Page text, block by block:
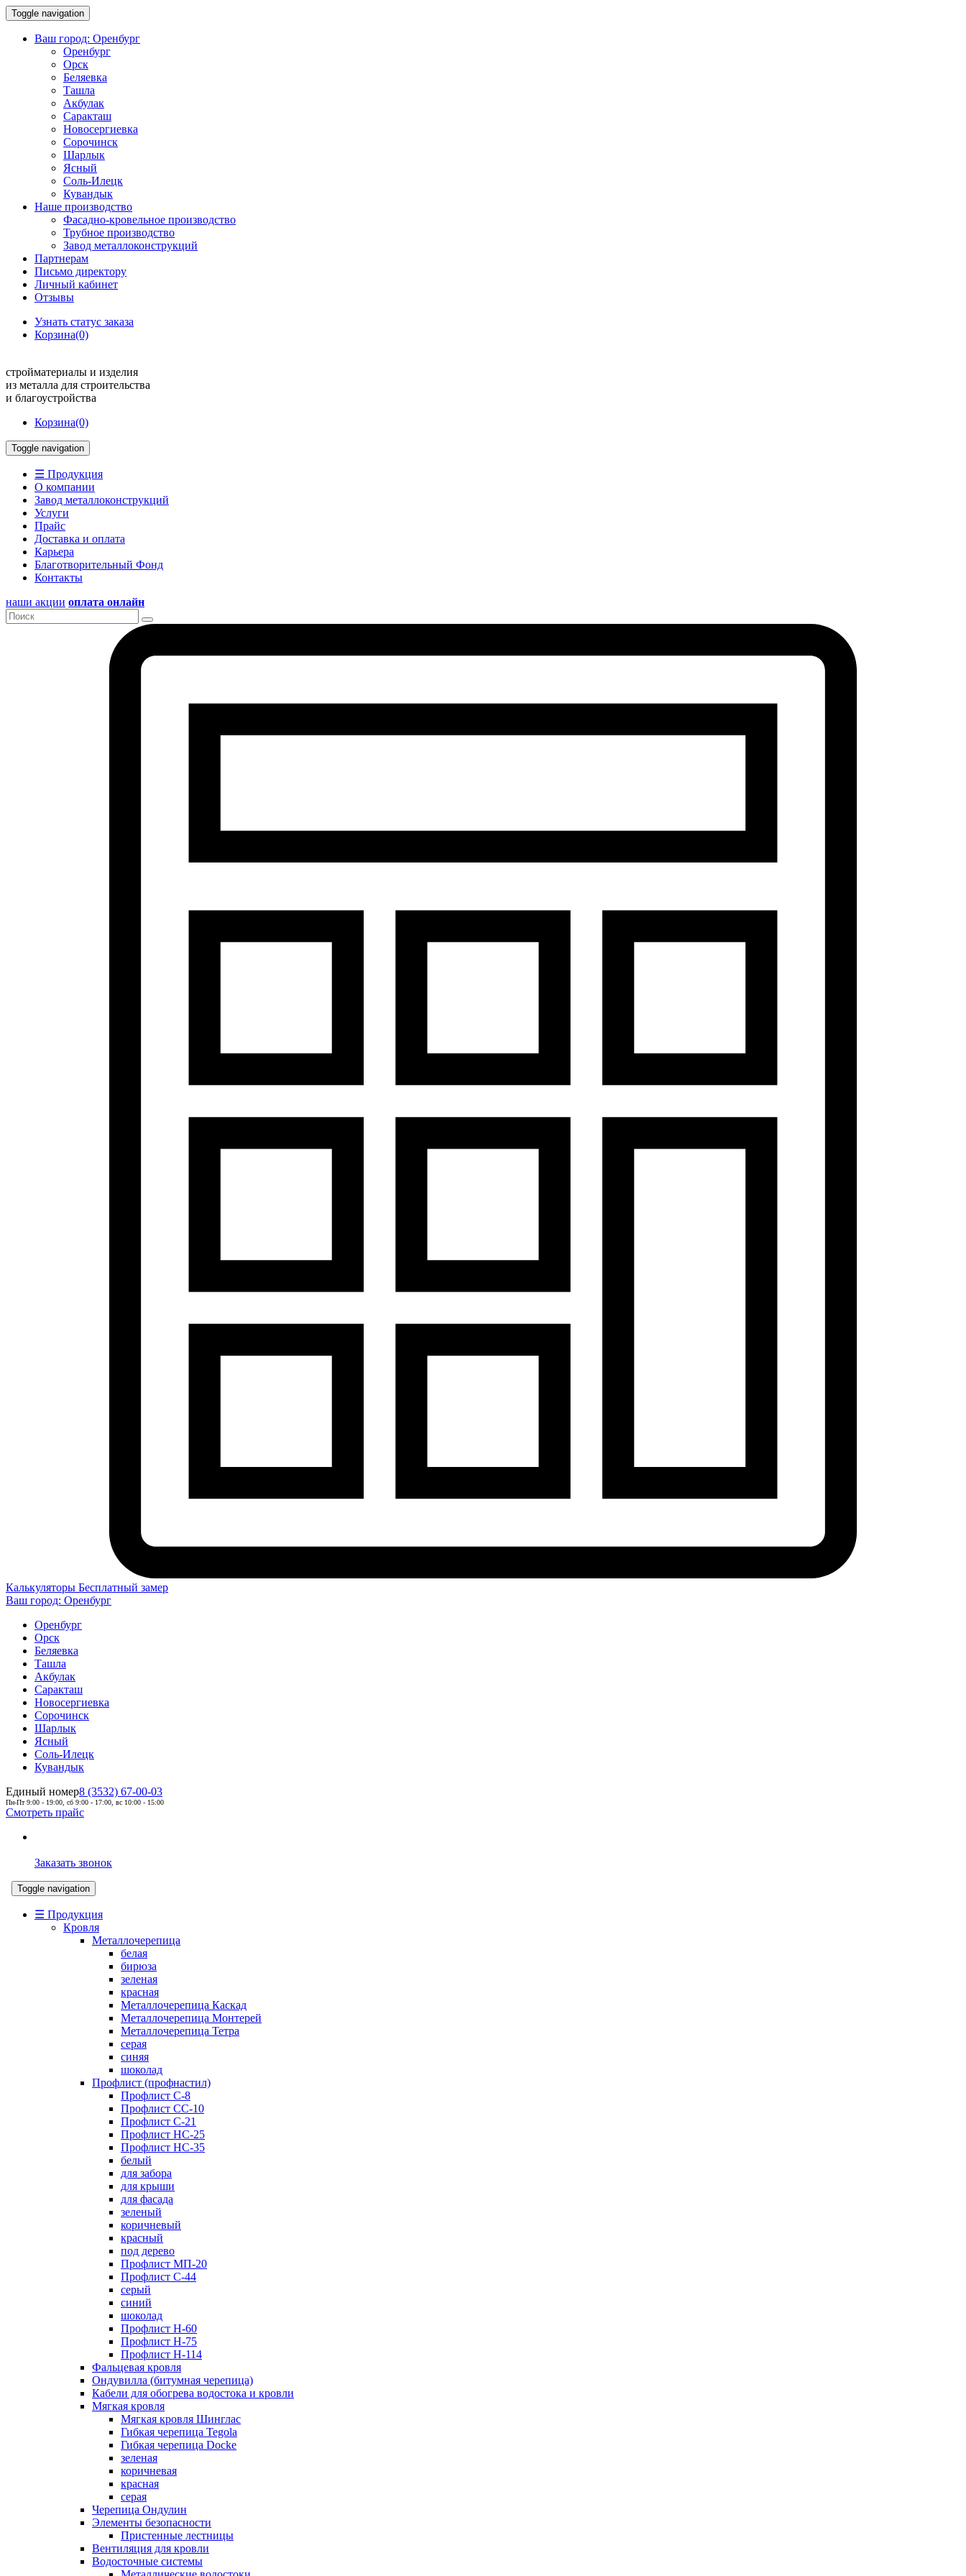
Toggle navigation
Ваш город: Оренбург
Оренбург
Орск
Беляевка
Ташла
Акбулак
Саракташ
Новосергиевка
Сорочинск
Шарлык
Ясный
Соль-Илецк
Кувандык
Наше производство
Фасадно-кровельное производство
Трубное производство
Завод металлоконструкций
Партнерам
Письмо директору
Личный кабинет
Отзывы
Узнать статус заказа
Корзина(0)
стройматериалы и изделия
из металла для строительства
и благоустройства
Корзина(0)
Toggle navigation
☰ Продукция
О компании
Завод металлоконструкций
Услуги
Прайс
Доставка и оплата
Карьера
Благотворительный Фонд
Контакты
наши акции оплата онлайн
Калькуляторы Бесплатный замер
Ваш город: Оренбург
Оренбург
Орск
Беляевка
Ташла
Акбулак
Саракташ
Новосергиевка
Сорочинск
Шарлык
Ясный
Соль-Илецк
Кувандык
Единый номер8 (3532) 67-00-03
Пн-Пт 9:00 - 19:00, сб 9:00 - 17:00, вс 10:00 - 15:00
Смотреть прайс
Заказать звонок
Toggle navigation
☰ Продукция
Кровля
Металлочерепица
белая
бирюза
зеленая
красная
Металлочерепица Каскад
Металлочерепица Монтерей
Металлочерепица Тетра
серая
синяя
шоколад
Профлист (профнастил)
Профлист С-8
Профлист СС-10
Профлист C-21
Профлист НС-25
Профлист НС-35
белый
для забора
для крыши
для фасада
зеленый
коричневый
красный
под дерево
Профлист МП-20
Профлист С-44
серый
синий
шоколад
Профлист Н-60
Профлист Н-75
Профлист H-114
Фальцевая кровля
Ондувилла (битумная черепица)
Кабели для обогрева водостока и кровли
Мягкая кровля
Мягкая кровля Шинглас
Гибкая черепица Tegola
Гибкая черепица Docke
зеленая
коричневая
красная
серая
Черепица Ондулин
Элементы безопасности
Пристенные лестницы
Вентиляция для кровли
Водосточные системы